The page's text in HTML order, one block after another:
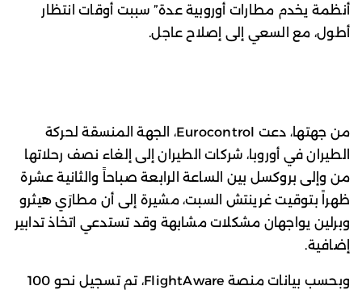
أنظمة يخدم مطارات أوروبية عدة” سببت أوقات انتظار
أطول، مع السعي إلى إصلاح عاجل.
من جهتها، دعت Eurocontrol، الجهة المنسقة لحركة
الطيران في أوروبا، شركات الطيران إلى إلغاء نصف رحلاتها
من وإلى بروكسل بين الساعة الرابعة صباحاً والثانية عشرة
ظهراً بتوقيت غرينتش السبت، مشيرة إلى أن مطارَي هيثرو
وبرلين يواجهان مشكلات مشابهة وقد تستدعي اتخاذ تدابير
إضافية.
وبحسب بيانات منصة FlightAware، تم تسجيل نحو 100